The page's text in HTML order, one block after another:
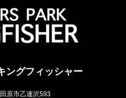
グフィッシャー
原市乙連沢593